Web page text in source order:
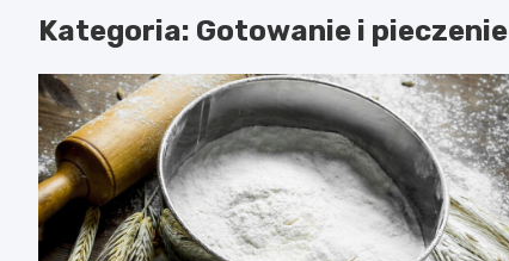
Kategoria: Gotowanie i pieczenie